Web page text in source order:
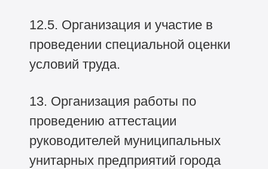
12.5. Организация и участие в
проведении специальной оценки
условий труда.
13. Организация работы по
проведению аттестации
руководителей муниципальных
унитарных предприятий города